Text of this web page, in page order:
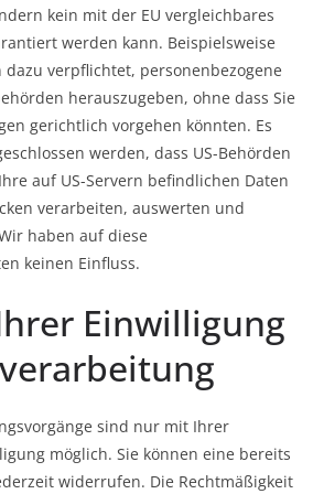
kein mit der EU vergleichbares
werden kann. Beispielsweise
verpflichtet, personenbezogene
herauszugeben, ohne dass Sie
gerichtlich vorgehen könnten. Es
werden, dass US-Behörden
auf US-Servern befindlichen Daten
verarbeiten, auswerten und
haben auf diese
keinen Einfluss.
Einwilligung
sind nur mit Ihrer
möglich. Sie können eine bereits
widerrufen. Die Rechtmäßigkeit